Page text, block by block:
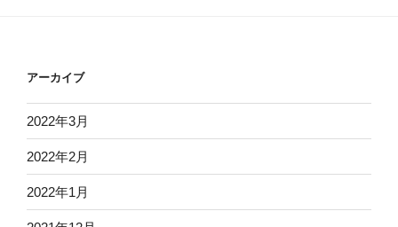
アーカイブ
2022年3月
2022年2月
2022年1月